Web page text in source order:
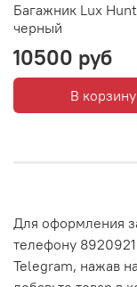
Багажник Lux
черный
10500 руб
В корзину
Для оформления
телефону
Telegram, нажав